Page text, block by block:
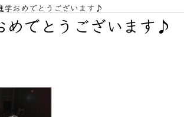
学おめでとうございます♪
めでとうございます♪